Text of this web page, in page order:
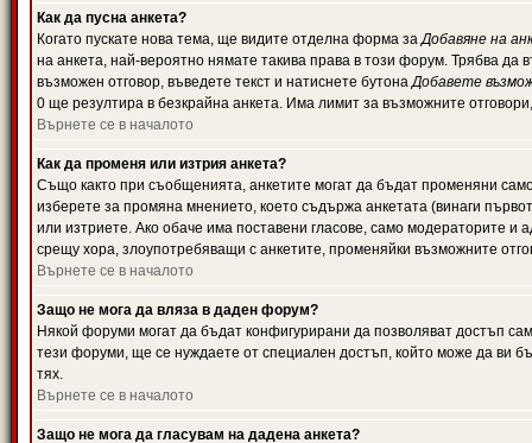
Как да пусна анкета?
Когато пускате нова тема, ще видите отделна форма заДобавяне на
на анкета, най-вероятно нямате такива права в този форум. Трябва да
възможен отговор, въведете текст и натиснете бутонаДобавете
0 ще резултира в безкрайна анкета. Има лимит за възможните
Върнете се в началото
Как да променя или изтрия анкета?
Също както при съобщенията, анкетите могат да бъдат променяни
изберете за промяна мнението, което съдържа анкетата (винаги
или изтриете. Ако обаче има поставени гласове, само модераторите и
срещу хора, злоупотребяващи с анкетите, променяйки възможните
Върнете се в началото
Защо не мога да вляза в даден форум?
Някой форуми могат да бъдат конфигурирани да позволяват достъп
тези форуми, ще се нуждаете от специален достъп, който може да ви
тях.
Върнете се в началото
Защо не мога да гласувам на дадена анкета?